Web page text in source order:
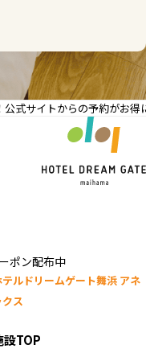
式サイトからの予約がお得
ポン配布中
テルドリームゲート舞浜 アネ
クス
設TOP